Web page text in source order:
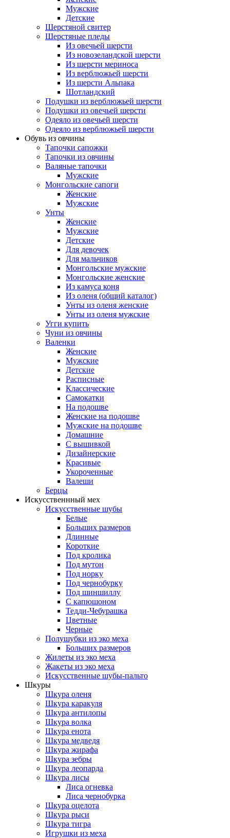
Мужские
Детские
Шерстяной свитер
Шерстяные пледы
Из овечьей шерсти
Из новозеландской шерсти
Из шерсти мериноса
Из верблюжьей шерсти
Из шерсти Альпака
Шотландский
Подушки из верблюжьей шерсти
Подушки из овечьей шерсти
Одеяло из овечьей шерсти
Одеяло из верблюжьей шерсти
Обувь из овчины
Тапочки сапожки
Тапочки из овчины
Валяные тапочки
Мужские
Монгольские сапоги
Женские
Мужские
Унты
Женские
Мужские
Детские
Для девочек
Для мальчиков
Монгольские мужские
Монгольские женские
Из камуса коня
Из оленя (общий каталог)
Унты из оленя женские
Унты из оленя мужские
Угги купить
Чуни из овчины
Валенки
Женские
Мужские
Детские
Расписные
Классические
Самокатки
На подошве
Женские на подошве
Мужские на подошве
Домашние
С вышивкой
Дизайнерские
Красивые
Укороченные
Валеши
Берцы
Искусственнный мех
Искусственные шубы
Белые
Больших размеров
Длинные
Короткие
Под кролика
Под мутон
Под норку
Под чернобурку
Под шиншиллу
С капюшоном
Тедди-Чебурашка
Цветные
Черные
Полушубки из эко меха
Больших размеров
Жилеты из эко меха
Жакеты из эко меха
Искусственные шубы-пальто
Шкуры
Шкура оленя
Шкура каракуля
Шкура антилопы
Шкура волка
Шкура енота
Шкура медведя
Шкура жирафа
Шкура зебры
Шкура леопарда
Шкура лисы
Лиса огневка
Лиса чернобурка
Шкура оцелота
Шкура рыси
Шкура тигра
Игрушки из меха